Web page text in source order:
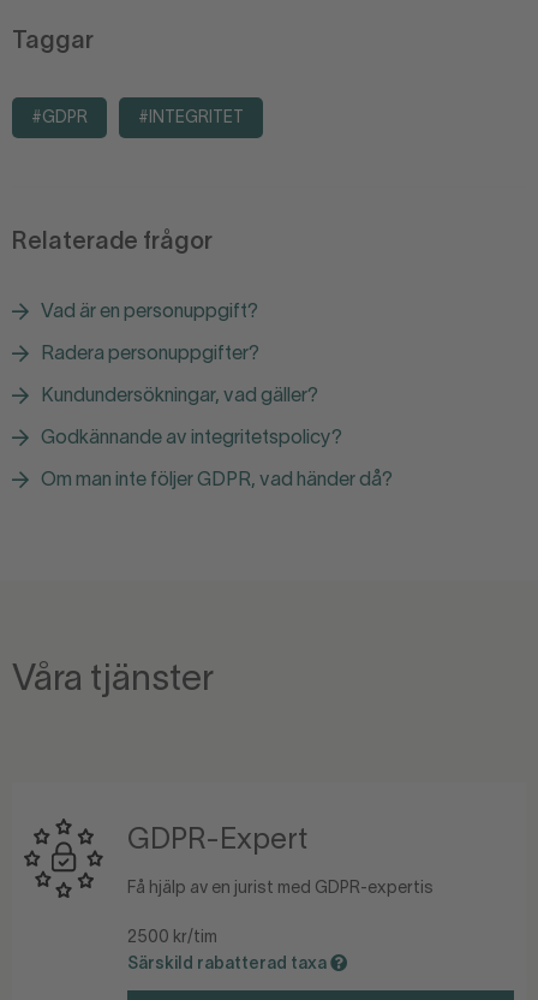
Taggar
#GDPR #INTEGRITET
Relaterade frågor
Vad är en personuppgift?
Radera personuppgifter?
Kundundersökningar, vad gäller?
Godkännande av integritetspolicy?
Om man inte följer GDPR, vad händer då?
Våra tjänster
GDPR-Expert
Få hjälp av en jurist med GDPR-expertis
2500 kr/tim
Särskild rabatterad taxa